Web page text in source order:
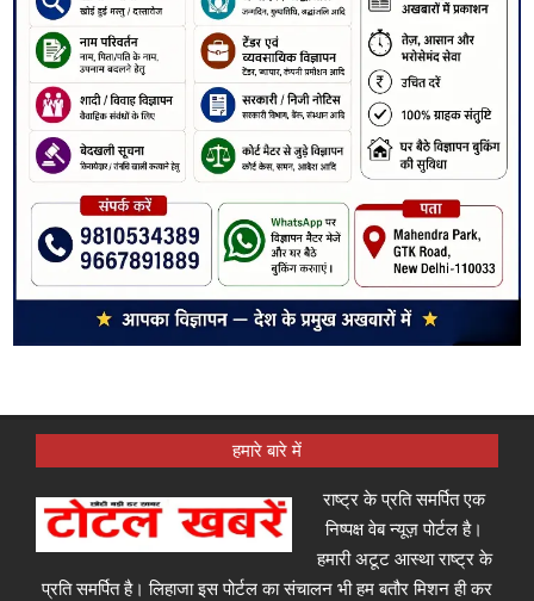
हमारे बारे में
राष्ट्र के प्रति समर्पित एक
निष्पक्ष वेब न्यूज़ पोर्टल है।
हमारी अटूट आस्था राष्ट्र के
प्रति समर्पित है। लिहाजा इस पोर्टल का संचालन भी हम बतौर मिशन ही कर